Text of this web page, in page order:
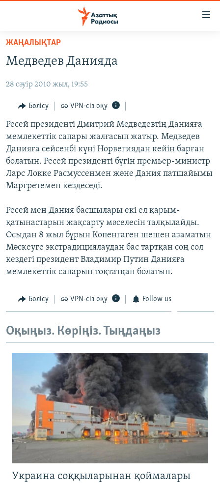
Skip
main
Skip
Navigation
Skip
to
Search
САЯСАТ
AZATTYQTV
ҚАҢТАР ОҚИҒАСЫ
АДАМ ҚҰҚЫҚТАРЫ
ӘЛЕУМЕТ
ӘЛЕМ
АРНАЙЫ ЖОБАЛАР
ЖАЗЫЛЫҢЫЗ
Басқа тілдерде
ЖАҢАЛЫҚТАР
Медведев Данияда
28 сәуір 2010 жыл, 19:55
Бөлісу VPN-сіз оқу
Ресей президенті Дмитрий Медведевтің Данияға
мемлекеттік сапары жалғасып жатыр. Медведев
Данияға сейсенбі күні Норвегиядан кейін барған
болатын. Ресей президенті бүгін премьер-министр
Ларс Локке Расмуссенмен және Дания патшайымы
Маргретемен кездеседі.
Ресей мен Дания басшылары екі ел қарым-
қатынастарын жақсарту мәселесін талқылайды.
Осыдан 8 жыл бұрын Копенгаген шешен азаматын
Мәскеуге экстрадициялаудан бас тартқан соң сол
кездегі президент Владимир Путин Данияға
мемлекеттік сапарын тоқтатқан болатын.
Бөлісу VPN-сіз оқу Follow us
Оқыңыз. Көріңіз. Тыңдаңыз
Украина соққыларынан қоймалары